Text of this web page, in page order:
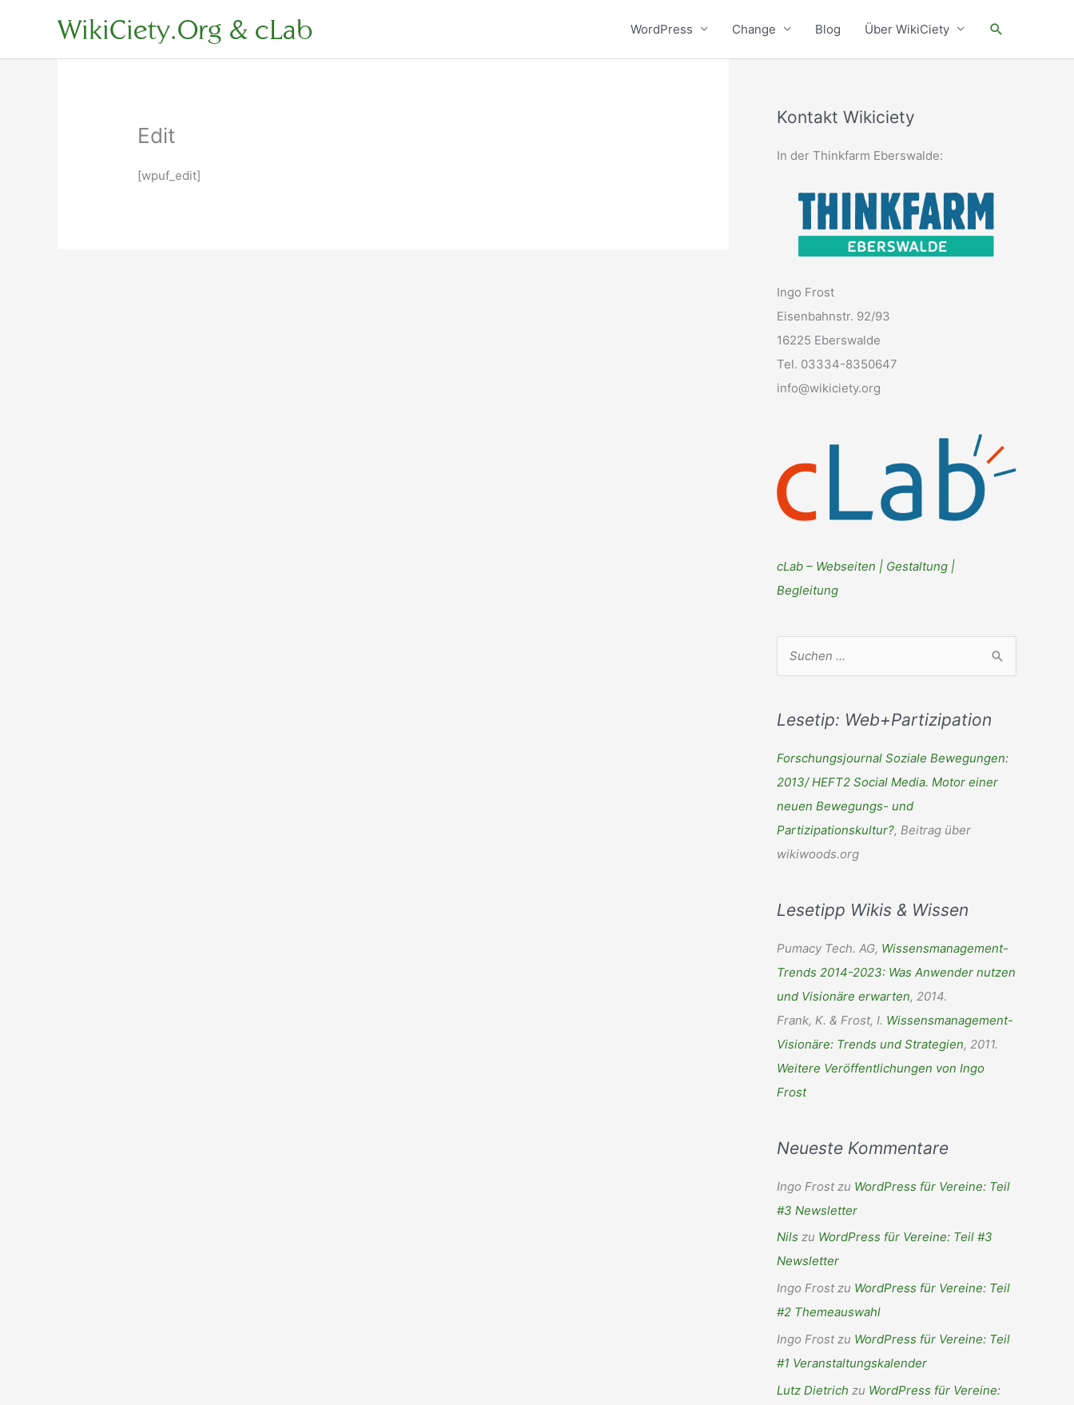
WikiCiety.Org & cLab WordPress Change Blog Über WikiCiety Suchen
Edit
[wpuf_edit]
Kontakt Wikiciety
In der Thinkfarm Eberswalde:
Ingo Frost
Eisenbahnstr. 92/93
16225 Eberswalde
Tel. 03334-8350647
info@wikiciety.org
cLab – Webseiten | Gestaltung |
Begleitung
h
n
n
a
c
h
Lesetip: Web+Partizipation
Forschungsjournal Soziale Bewegungen:
2013/ HEFT2 Social Media. Motor einer
neuen Bewegungs- und
Partizipationskultur?, Beitrag über
wikiwoods.org
Lesetipp Wikis & Wissen
Pumacy Tech. AG, Wissensmanagement-
Trends 2014-2023: Was Anwender nutzen
und Visionäre erwarten, 2014.
Frank, K. & Frost, I. Wissensmanagement-
Visionäre: Trends und Strategien, 2011.
Weitere Veröffentlichungen von Ingo
Frost
Neueste Kommentare
Ingo Frostzu WordPress für Vereine: Teil
#3 Newsletter
Nils zu WordPress für Vereine: Teil #3
Newsletter
Ingo Frostzu WordPress für Vereine: Teil
#2 Themeauswahl
Ingo Frostzu WordPress für Vereine: Teil
#1 Veranstaltungskalender
Lutz Dietrich zu WordPress für Vereine: